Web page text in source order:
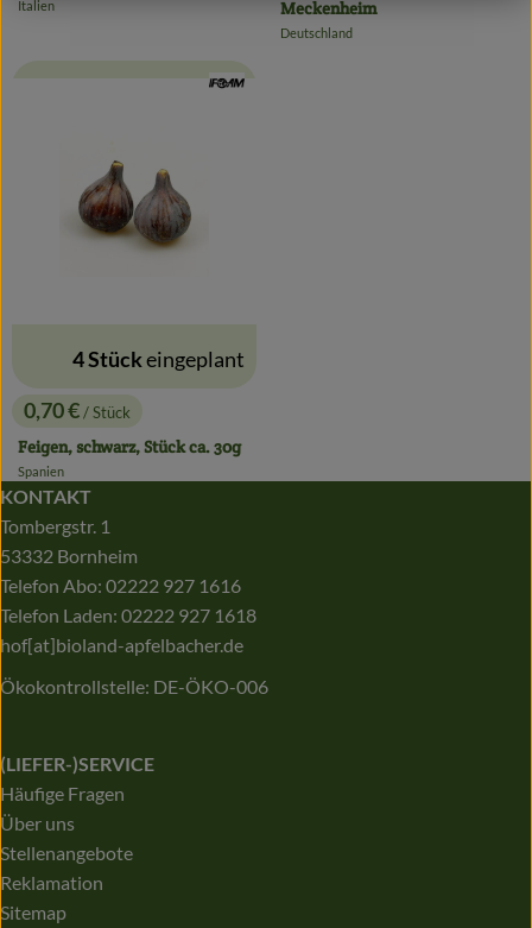
, Herkunft:
Italien
Meckenheim
, Herkunft:
Deutschland
, Preis:
0,70 €/ Stück
Feigen, schwarz, Stück ca. 30g
, Herkunft:
Spanien
4 Stückeingeplant
, Verband:
KONTAKT
Tombergstr. 1
53332 Bornheim
Telefon Abo: 02222 927 1616
Telefon Laden: 02222 927 1618
hof[at]bioland-apfelbacher.de
Ökokontrollstelle: DE-ÖKO-006
(LIEFER-)SERVICE
Häufige Fragen
Über uns
Stellenangebote
Reklamation
Sitemap